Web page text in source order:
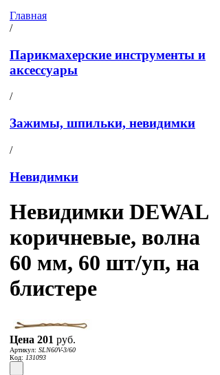
Главная
/
Парикмахерские инструменты и
аксессуары
/
Зажимы, шпильки, невидимки
/
Невидимки
Невидимки DEWAL
коричневые, волна
60 мм, 60 шт/уп, на
блистере
Цена 201 руб.
Артикул: SLN60V-3/60
Код: 131093